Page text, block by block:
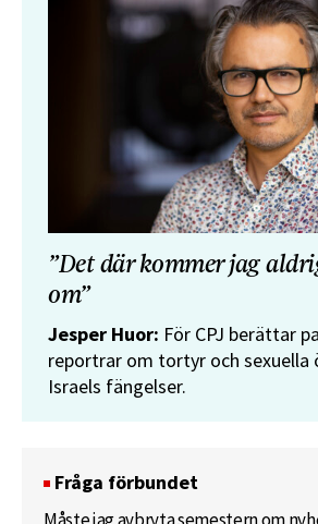
”Det där kommer jag
om”
Jesper Huor: För CPJ berättar
reportrar om tortyr och sexuella
Israels fängelser.
Fråga förbundet